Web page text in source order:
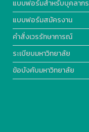
แบบฟอร์มสำหรับบุคลากร
แบบฟอร์มสมัครงาน
คำสั่งเวรรักษาการณ์
ระเบียบมหาวิทยาลัย
ข้อบังคับมหาวิทยาลัย